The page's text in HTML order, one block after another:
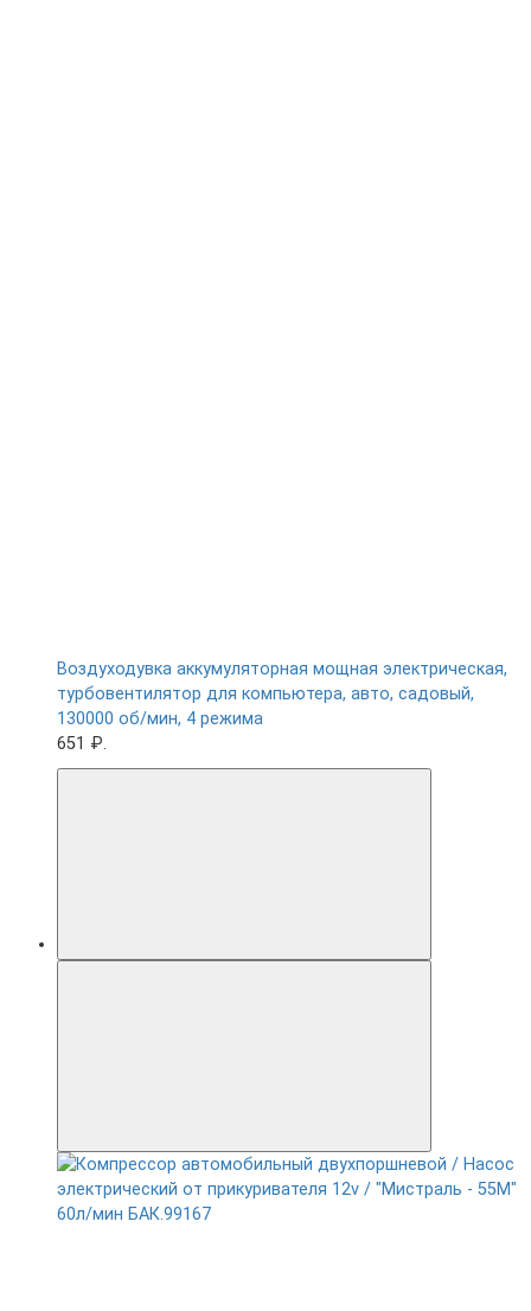
Воздуходувка аккумуляторная мощная электрическая,
турбовентилятор для компьютера, авто, садовый,
130000 об/мин, 4 режима
651 ₽.